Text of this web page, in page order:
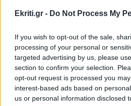
Ekriti.gr - Do Not Process My
If you wish to opt-out of the sale,
processing of your personal or
targeted advertising by us, please
section to confirm your selection.
opt-out request is processed you
interest-based ads based on
us or personal information disclosed
ΡΟΗ
ΑΘΛΗΤΙΚΑ
ΟΦΗ: Στο Ηράκλειο ο
Δευτέρα οι εξετάσεις και οι